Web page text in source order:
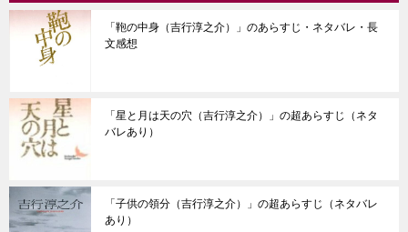
「鞄の中身（吉行淳之介）」のあらすじ・ネタバレ・長
文感想
「星と月は天の穴（吉行淳之介）」の超あらすじ（ネタ
バレあり）
「子供の領分（吉行淳之介）」の超あらすじ（ネタバレ
あり）